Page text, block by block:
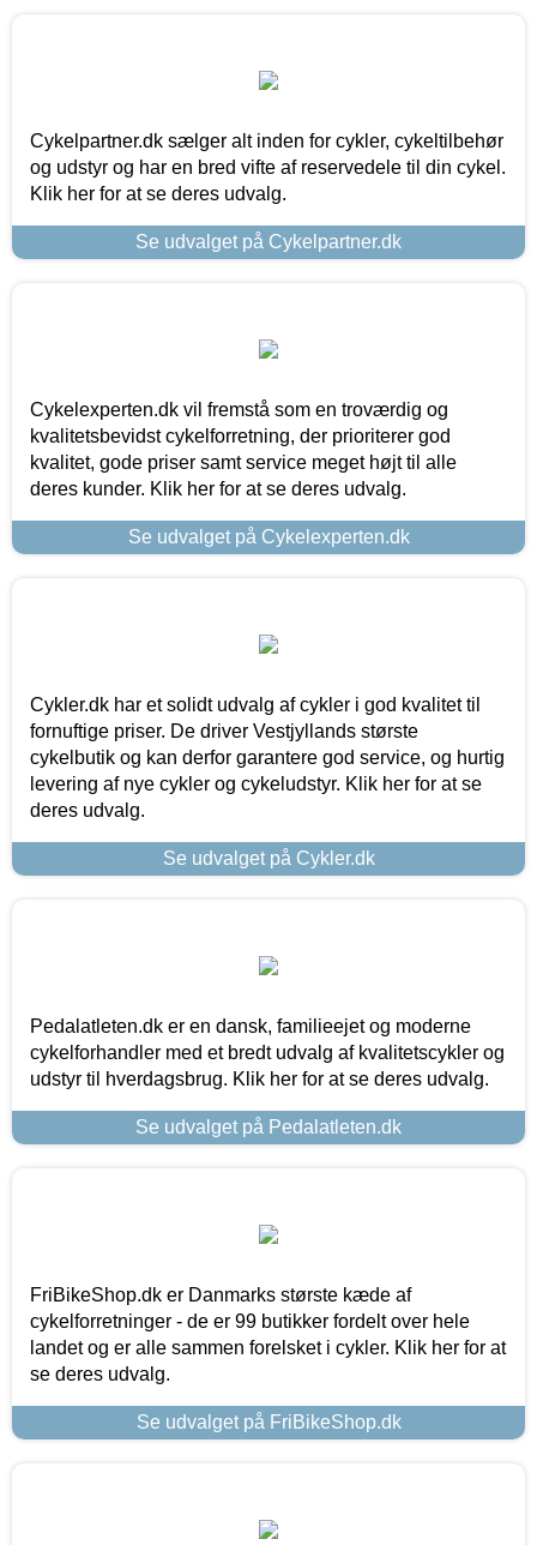
Cykelpartner.dk sælger alt inden for cykler, cykeltilbehør
og udstyr og har en bred vifte af reservedele til din cykel.
Klik her for at se deres udvalg.
Se udvalget på Cykelpartner.dk
Cykelexperten.dk vil fremstå som en troværdig og
kvalitetsbevidst cykelforretning, der prioriterer god
kvalitet, gode priser samt service meget højt til alle
deres kunder. Klik her for at se deres udvalg.
Se udvalget på Cykelexperten.dk
Cykler.dk har et solidt udvalg af cykler i god kvalitet til
fornuftige priser. De driver Vestjyllands største
cykelbutik og kan derfor garantere god service, og hurtig
levering af nye cykler og cykeludstyr. Klik her for at se
deres udvalg.
Se udvalget på Cykler.dk
Pedalatleten.dk er en dansk, familieejet og moderne
cykelforhandler med et bredt udvalg af kvalitetscykler og
udstyr til hverdagsbrug. Klik her for at se deres udvalg.
Se udvalget på Pedalatleten.dk
FriBikeShop.dk er Danmarks største kæde af
cykelforretninger - de er 99 butikker fordelt over hele
landet og er alle sammen forelsket i cykler. Klik her for at
se deres udvalg.
Se udvalget på FriBikeShop.dk